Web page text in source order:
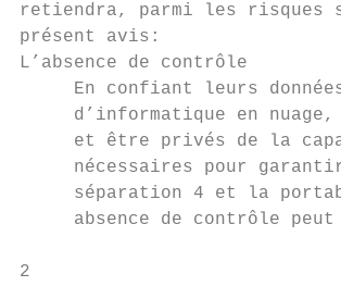
retiendra, parmi les risques
présent avis:
L’absence de contrôle
En confiant leurs
d’informatique en
et être privés de la
nécessaires pour
séparation 4 et la
absence de contrôle
2